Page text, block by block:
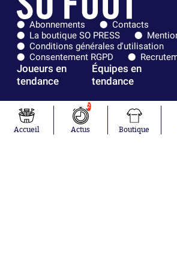
Abonnements
Contacts
La boutique SO PRESS
Conditions générales d'utilisation
Consentement RGPD
Joueurs en
tendance
Mohamed
Salah
Mykhailo
Équipes en
tendance
Chelsea
Paris Saint-
Germain
Bordeaux
Accueil
2
Actus Boutique